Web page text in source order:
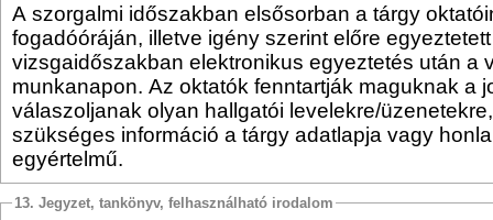
A szorgalmi időszakban elsősorban a tárgy
fogadóóráján, illetve igény szerint előre
vizsgaidőszakban elektronikus egyeztetés után a
munkanapon. Az oktatók fenntartják maguknak a
válaszoljanak olyan hallgatói levelekre/
szükséges információ a tárgy adatlapja vagy
egyértelmű.
13. Jegyzet, tankönyv, felhasználható irodalom